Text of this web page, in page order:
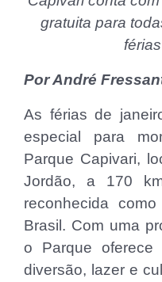
gratuita para
Por André
As férias de
especial para
Parque Capivari,
Jordão, a 170
reconhecida
Brasil. Com uma
o Parque oferece
diversão, lazer e